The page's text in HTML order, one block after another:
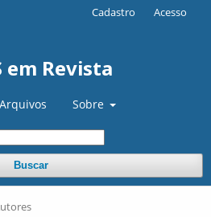
em Revista
Arquivos Sobre
Buscar
Cadastro Acesso